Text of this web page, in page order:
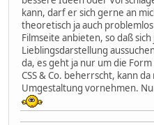
kann, darf er sich gerne an
theoretisch ja auch
Filmseite anbieten, so daß
Lieblingsdarstellung
da, es geht ja nur um die
CSS & Co. beherrscht, kann
Umgestaltung vornehmen.